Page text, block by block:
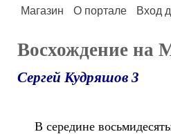
Магазин
О портале Вход
Восхождение на
Сергей Кудряшов 3
В середине